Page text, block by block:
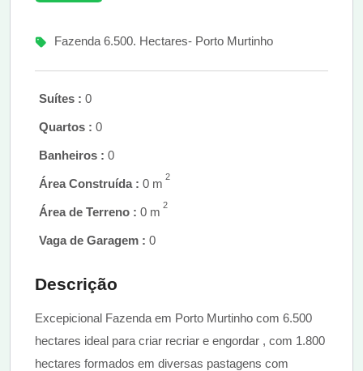
Fazenda 6.500. Hectares- Porto Murtinho
Suítes : 0
Quartos : 0
Banheiros : 0
Área Construída : 0 m 2
Área de Terreno : 0 m 2
Vaga de Garagem : 0
Descrição
Excepicional Fazenda em Porto Murtinho com 6.500
hectares ideal para criar recriar e engordar , com 1.800
hectares formados em diversas pastagens com